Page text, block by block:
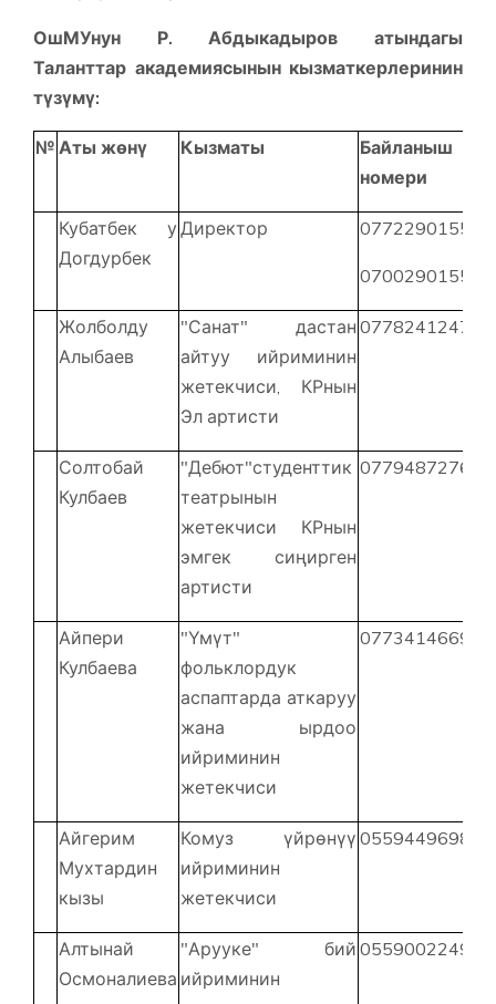
ОшМУнун Р. Абдыкадыров атындагы
Таланттар академиясынын кызматкерлеринин
түзүмү:
№ Аты жөнү Кызматы
Байланыш
номери
Кубатбек у
Догдурбек
Директор 0772290155
0700290155
Жолболду
Алыбаев
"Санат" дастан
айтуу ийриминин
жетекчиси, КРнын
Эл артисти
0778241247
Солтобай
Кулбаев
"Дебют"студенттик
театрынын
жетекчиси КРнын
эмгек сиңирген
артисти
Айпери
Кулбаева
"Үмүт"
фольклордук
аспаптарда аткаруу
жана ырдоо
ийриминин
жетекчиси
Айгерим
Мухтардин
кызы
Комуз үйрөнүү
ийриминин
жетекчиси
Алтынай
Осмоналиева
"Арууке" бий
ийриминин